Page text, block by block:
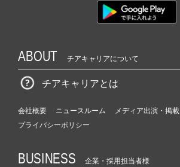
ABOUT チアキャリアについて
チアキャリアとは
会社概要 ニュースルーム
メディア出演・掲載
プライバシーポリシー
BUSINESS 企業・採用担当者様